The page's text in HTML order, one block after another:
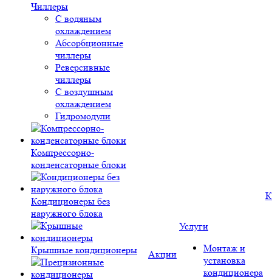
Чиллеры
С водяным
охлаждением
Абсорбционные
чиллеры
Реверсивные
чиллеры
С воздушным
охлаждением
Гидромодули
Компрессорно-
конденсаторные блоки
Кондиционеры без
наружного блока
Крышные кондиционеры Акции
Услуги
Монтаж и
установка
кондиционера